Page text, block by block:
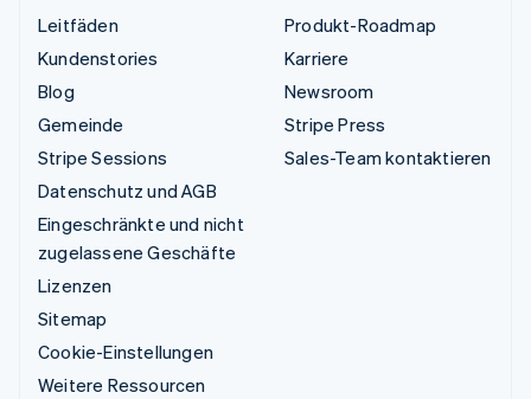
Leitfäden
Kundenstories
Blog
Gemeinde
Stripe Sessions
Datenschutz und AGB
Eingeschränkte und nicht
zugelassene Geschäfte
Lizenzen
Sitemap
Cookie-Einstellungen
Weitere Ressourcen
Produkt-Roadmap
Karriere
Newsroom
Stripe Press
Sales-Team kontaktieren